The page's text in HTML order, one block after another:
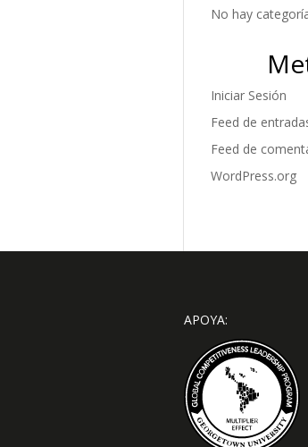
No hay
Iniciar Sesión
Feed de
Feed de
WordPress.org
APOYA: